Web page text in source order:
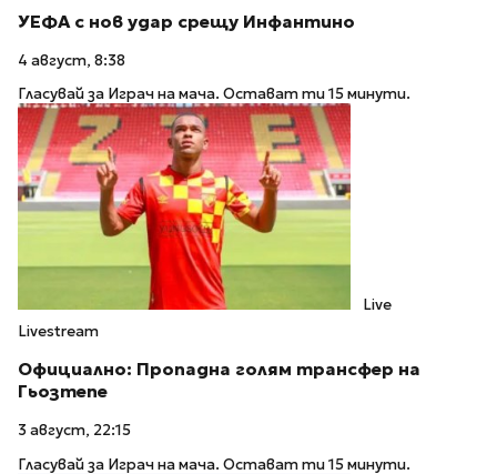
УЕФА с нов удар срещу Инфантино
4 август, 8:38
Гласувай за Играч на мача. Остават ти 15 минути.
Live
Livestream
Официално: Пропадна голям трансфер на
Гьозтепе
3 август, 22:15
Гласувай за Играч на мача. Остават ти 15 минути.